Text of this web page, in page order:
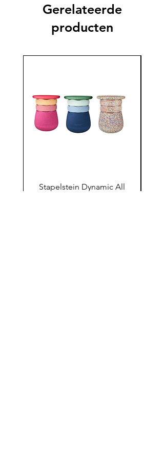
Gerelateerde
producten
Stapelstein Dynamic All